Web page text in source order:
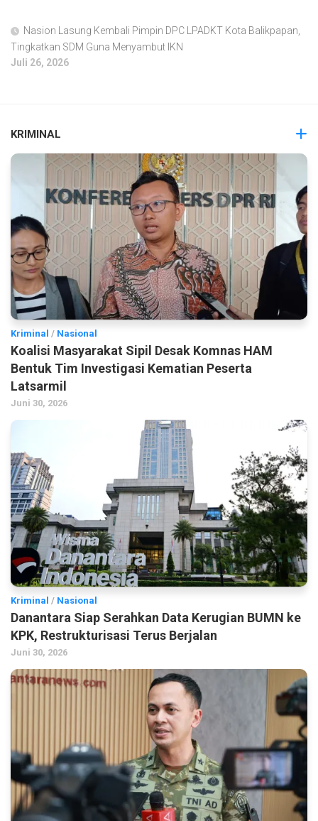
Nasion Lasung Kembali Pimpin DPC LPADKT Kota Balikpapan,
Tingkatkan SDM Guna Menyambut IKN
Juli 26, 2026
KRIMINAL
Kriminal / Nasional
Koalisi Masyarakat Sipil Desak Komnas HAM
Bentuk Tim Investigasi Kematian Peserta
Latsarmil
Juni 30, 2026
Kriminal / Nasional
Danantara Siap Serahkan Data Kerugian BUMN ke
KPK, Restrukturisasi Terus Berjalan
Juni 30, 2026